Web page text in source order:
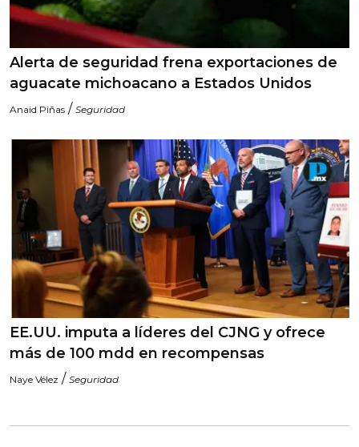
Alerta de seguridad frena exportaciones de
aguacate michoacano a Estados Unidos
Anaid Piñas / Seguridad
EE.UU. imputa a líderes del CJNG y ofrece
más de 100 mdd en recompensas
Naye Vélez / Seguridad